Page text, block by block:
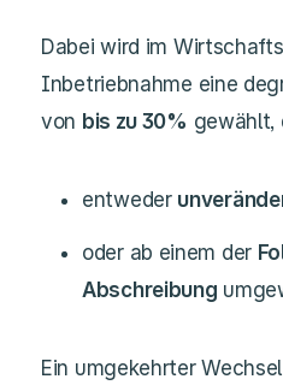
Dabei wird im
Inbetriebnahme eine
von bis zu 30% gewählt,
entweder
oder ab einem der
Abschreibung
Ein umgekehrter